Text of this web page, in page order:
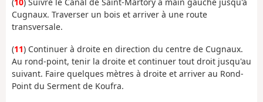
Cugnaux. Traverser un bois et arriver à une route
transversale.
(11) Continuer à droite en direction du centre de Cugnaux.
Au rond-point, tenir la droite et continuer tout droit jusqu'au
suivant. Faire quelques mètres à droite et arriver au Rond-
Point du Serment de Koufra.